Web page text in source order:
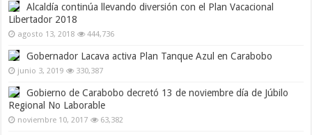
Alcaldía continúa llevando diversión con el Plan Vacacional
Libertador 2018
agosto 13, 2018 444,736
Gobernador Lacava activa Plan Tanque Azul en Carabobo
junio 3, 2019 330,387
Gobierno de Carabobo decretó 13 de noviembre día de Júbilo
Regional No Laborable
noviembre 10, 2017 63,382